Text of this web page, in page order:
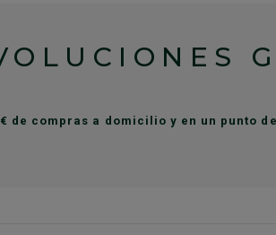
de compras a domicilio y en un punto